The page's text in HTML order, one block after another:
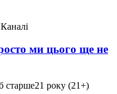
ми цього ще не
старше21 року (21+)